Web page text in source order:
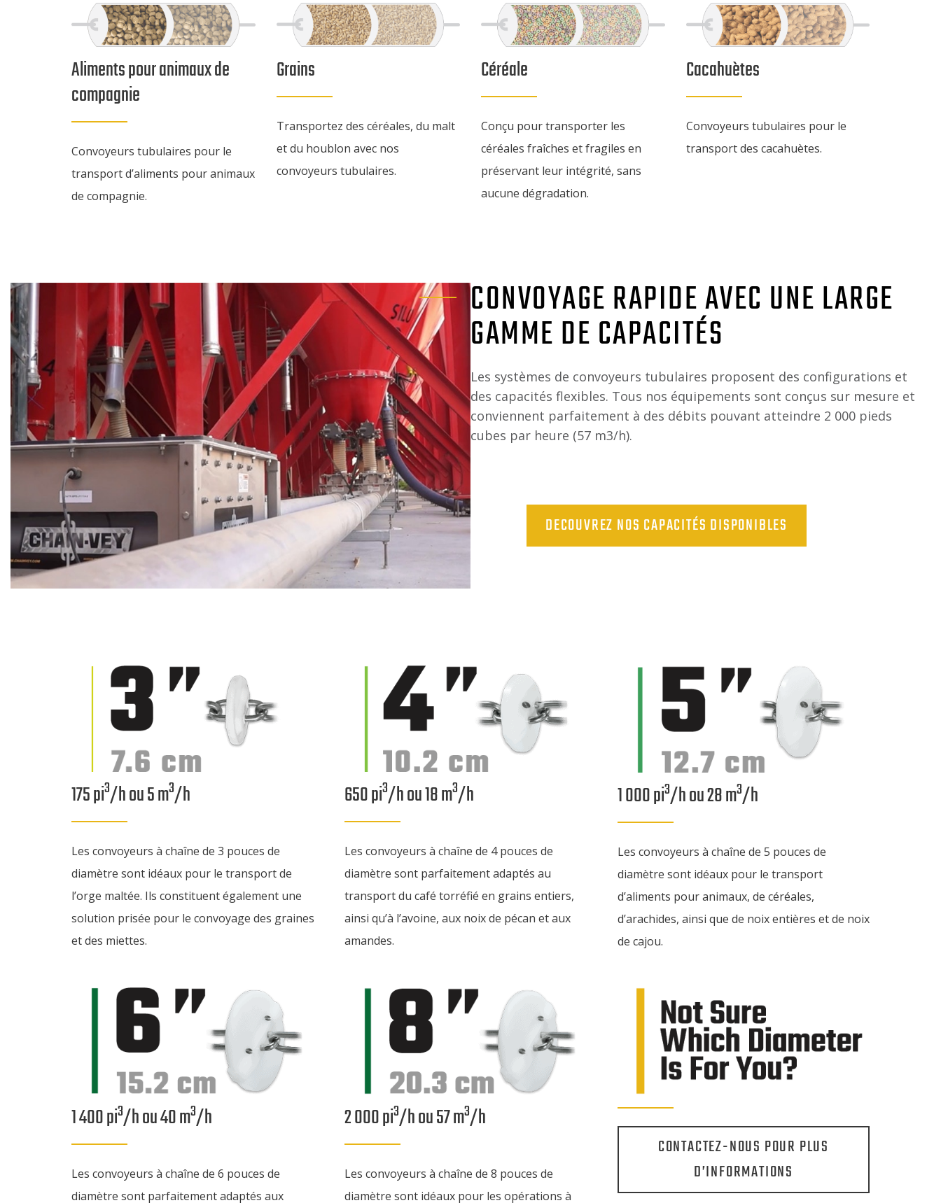
Aliments pour animaux de
compagnie
Convoyeurs tubulaires pour le
transport d’aliments pour animaux
de compagnie.
Grains
Transportez des céréales, du malt
et du houblon avec nos
convoyeurs tubulaires.
Céréale
Conçu pour transporter les
céréales fraîches et fragiles en
préservant leur intégrité, sans
aucune dégradation.
Cacahuètes
Convoyeurs tubulaires pour le
transport des cacahuètes.
CONVOYAGE RAPIDE AVEC UNE LARGE
GAMME DE CAPACITÉS
Les systèmes de convoyeurs tubulaires proposent des configurations et
des capacités flexibles. Tous nos équipements sont conçus sur mesure et
conviennent parfaitement à des débits pouvant atteindre 2 000 pieds
cubes par heure (57 m3/h).
DECOUVREZ NOS CAPACITÉS DISPONIBLES
175 pi3/h ou 5 m3/h
Les convoyeurs à chaîne de 3 pouces de
diamètre sont idéaux pour le transport de
l’orge maltée. Ils constituent également une
solution prisée pour le convoyage des graines
et des miettes.
650 pi3/h ou 18 m3/h
Les convoyeurs à chaîne de 4 pouces de
diamètre sont parfaitement adaptés au
transport du café torréfié en grains entiers,
ainsi qu’à l’avoine, aux noix de pécan et aux
amandes.
1 000 pi3/h ou 28 m3/h
Les convoyeurs à chaîne de 5 pouces de
diamètre sont idéaux pour le transport
d’aliments pour animaux, de céréales,
d’arachides, ainsi que de noix entières et de noix
de cajou.
1 400 pi3/h ou 40 m3/h
Les convoyeurs à chaîne de 6 pouces de
diamètre sont parfaitement adaptés aux
2 000 pi3/h ou 57 m3/h
Les convoyeurs à chaîne de 8 pouces de
diamètre sont idéaux pour les opérations à
CONTACTEZ-NOUS POUR PLUS
D’INFORMATIONS